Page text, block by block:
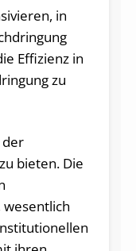
in
Effizienz in
zu
der
bieten. Die